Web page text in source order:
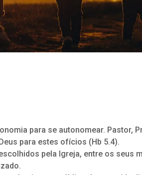
para se autonomear. Pastor,
para estes ofícios (Hb 5.4).
pela Igreja, entre os seus